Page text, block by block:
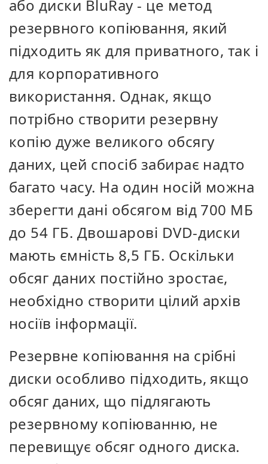
або диски BluRay - це метод
резервного копіювання, який
підходить як для приватного, так і
для корпоративного
використання. Однак, якщо
потрібно створити резервну
копію дуже великого обсягу
даних, цей спосіб забирає надто
багато часу. На один носій можна
зберегти дані обсягом від 700 МБ
до 54 ГБ. Двошарові DVD-диски
мають ємність 8,5 ГБ. Оскільки
обсяг даних постійно зростає,
необхідно створити цілий архів
носіїв інформації.
Резервне копіювання на срібні
диски особливо підходить, якщо
обсяг даних, що підлягають
резервному копіюванню, не
перевищує обсяг одного диска.